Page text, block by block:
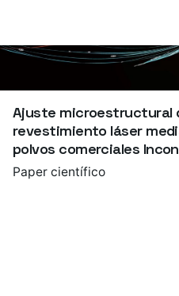
Ajuste microestructural
revestimiento láser
polvos comerciales
Paper científico